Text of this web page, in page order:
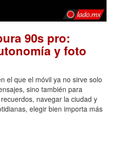
90s pro:
y foto
el que el móvil ya no sirve solo
sino también para
navegar la ciudad y
elegir bien importa más